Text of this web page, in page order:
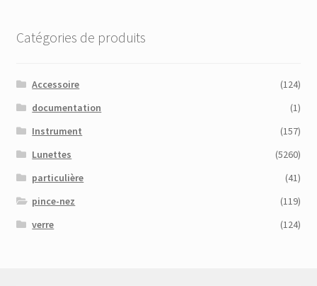
Catégories de produits
Accessoire
(124)
documentation
(1)
Instrument
(157)
Lunettes
(5260)
particulière
(41)
pince-nez
(119)
verre
(124)